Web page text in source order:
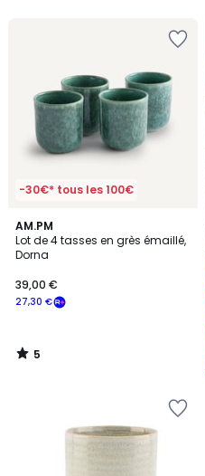
-30€* tous les 100€
AM.PM
Lot de 4 tasses en grès émaillé,
Dorna
27,30 €
39,00 €
5
/
5
5
/